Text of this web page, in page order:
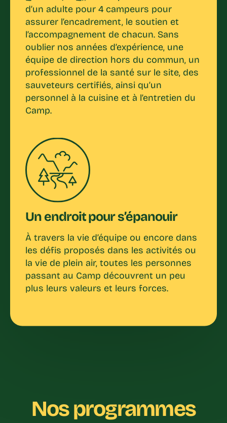
d’un adulte pour 4 campeurs pour
assurer l’encadrement, le soutien et
l’accompagnement de chacun. Sans
oublier nos années d’expérience, une
équipe de direction hors du commun, un
professionnel de la santé sur le site, des
sauveteurs certifiés, ainsi qu’un
personnel à la cuisine et à l’entretien du
Camp.
Un endroit pour s’épanouir
À travers la vie d’équipe ou encore dans
les défis proposés dans les activités ou
la vie de plein air, toutes les personnes
passant au Camp découvrent un peu
plus leurs valeurs et leurs forces.
Nos programmes